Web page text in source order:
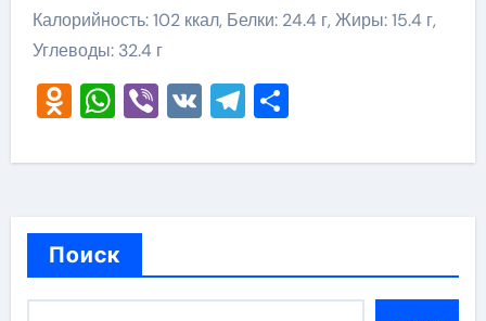
Калорийность: 102 ккал, Белки: 24.4 г, Жиры: 15.4 г,
Углеводы: 32.4 г
Odnoklassniki
WhatsApp
Viber
VKTelegram
Отправить
Поиск